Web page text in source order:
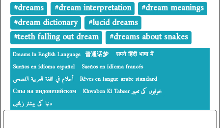
#dreams #dream interpretation
#dream meanings
#dream dictionary
#lucid dreams
#teeth falling out dream
#dreams about snakes
Dreams in English Language 普通话梦
सपने हिंदी भाषा में
Sueños en idioma español
Sueños en idioma francés
أحلام في اللغة العربية الفصحى
Rêves en langue arabe standard
Сны на индонезийском
‎Khwabon Ki Tabeer خوابوں کی تعبیر
دنیا کی بیشتر زبانیں